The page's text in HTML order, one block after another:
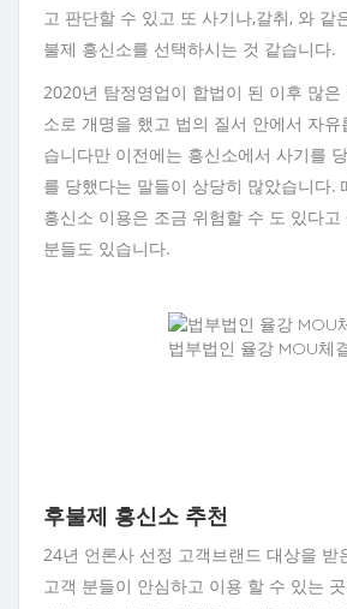
고 판단할 수 있고 또 사기나,갈취, 와 같
불제 흥신소를 선택하시는 것 같습니다.
2020년 탐정영업이 합법이 된 이후 많은
소로 개명을 했고 법의 질서 안에서 자유
습니다만 이전에는 흥신소에서 사기를
를 당했다는 말들이 상당히 많았습니다.
흥신소 이용은 조금 위험할 수 도 있다
분들도 있습니다.
법부법인 율강 MOU체
후불제 흥신소 추천
24년 언론사 선정 고객브랜드 대상을 받
고객 분들이 안심하고 이용 할 수 있는